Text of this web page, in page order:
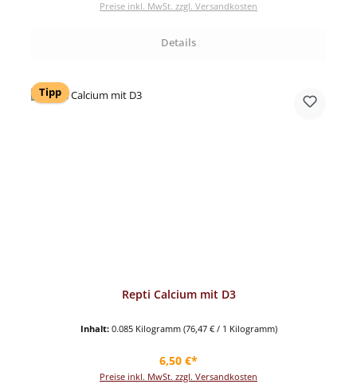
Preise inkl. MwSt. zzgl. Versandkosten
Details
Tipp
Repti Calcium mit D3
Inhalt: 0.085 Kilogramm (76,47 € / 1 Kilogramm)
Regulärer Preis:
6,50 €*
Preise inkl. MwSt. zzgl. Versandkosten